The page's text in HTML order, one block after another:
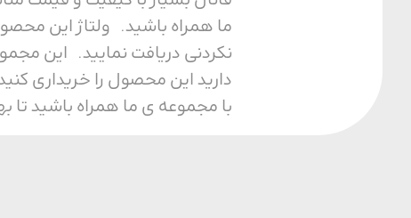
نکردنی دریافت نمایید. این
دارید این محصول را خریداری
با مجموعه ی ما همراه باشید تا